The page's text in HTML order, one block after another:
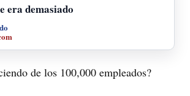
era demasiado
de los 100,000 empleados?